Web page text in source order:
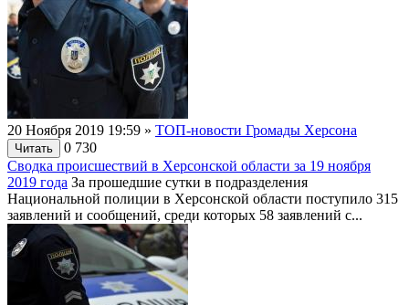
20 Ноября 2019 19:59 » ТОП-новости Громады Херсона
Читать 0 730
Сводка происшествий в Херсонской области за 19 ноября
2019 года За прошедшие сутки в подразделения
Национальной полиции в Херсонской области поступило 315
заявлений и сообщений, среди которых 58 заявлений с...